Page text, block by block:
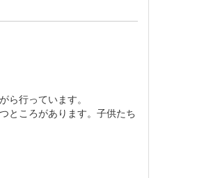
ら行っています。
ところがあります。子供たち